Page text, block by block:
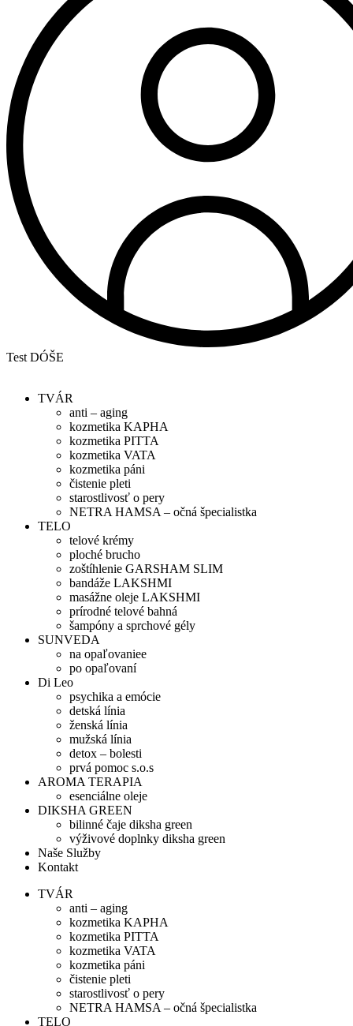
Test DÓŠE
TVÁR
anti – aging
kozmetika KAPHA
kozmetika PITTA
kozmetika VATA
kozmetika páni
čistenie pleti
starostlivosť o pery
NETRA HAMSA – očná špecialistka
TELO
telové krémy
ploché brucho
zoštíhlenie GARSHAM SLIM
bandáže LAKSHMI
masážne oleje LAKSHMI
prírodné telové bahná
šampóny a sprchové gély
SUNVEDA
na opaľovaniee
po opaľovaní
Di Leo
psychika a emócie
detská línia
ženská línia
mužská línia
detox – bolesti
prvá pomoc s.o.s
AROMA TERAPIA
esenciálne oleje
DIKSHA GREEN
bilinné čaje diksha green
výživové doplnky diksha green
Naše Služby
Kontakt
TVÁR
anti – aging
kozmetika KAPHA
kozmetika PITTA
kozmetika VATA
kozmetika páni
čistenie pleti
starostlivosť o pery
NETRA HAMSA – očná špecialistka
TELO